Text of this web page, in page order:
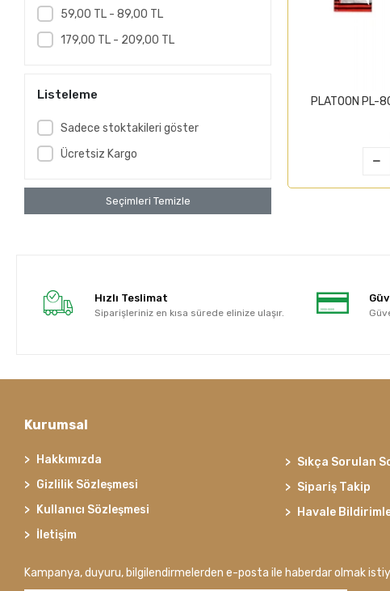
59,00 TL - 89,00 TL
179,00 TL - 209,00 TL
Listeleme
Sadece stoktakileri göster
Ücretsiz Kargo
Seçimleri Temizle
PLATOON PL-
Hızlı Teslimat
Siparişleriniz en kısa sürede elinize ulaşır.
Kurumsal
Hakkımızda
Gizlilik Sözleşmesi
Kullanıcı Sözleşmesi
İletişim
Sıkça Sorulan
Sipariş Takip
Havale
Kampanya, duyuru, bilgilendirmelerden e-posta ile haberdar olmak